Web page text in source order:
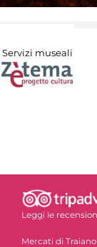
Servizi museali
Leggi le
Mercati di